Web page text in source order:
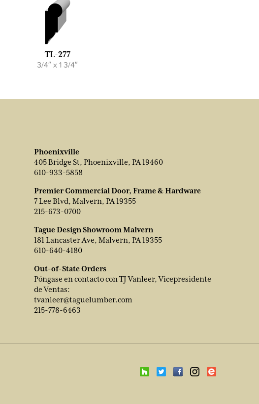
TL-277
3/4″ x 1 3/4″
Phoenixville
405 Bridge St, Phoenixville, PA 19460
610-933-5858
Premier Commercial Door, Frame & Hardware
7 Lee Blvd, Malvern, PA 19355
215-673-0700
Tague Design Showroom Malvern
181 Lancaster Ave, Malvern, PA 19355
610-640-4180
Out-of-State Orders
Póngase en contacto con TJ Vanleer, Vicepresidente
de Ventas:
tvanleer@taguelumber.com
215-778-6463